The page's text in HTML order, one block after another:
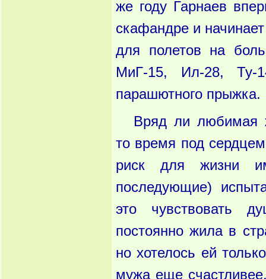
же году Гарнаев
скафандре и
для полетов на
МиГ-15, Ил-28, Ту-
парашютного прыжка.
Вряд ли любимая
то время под
риск для жизни
последующие)
это чувствовать
постоянно жила в
но хотелось ей
мужа еще